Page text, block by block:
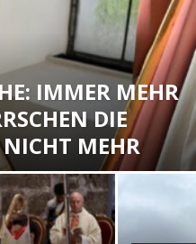
IMMER MEHR
DIE
NICHT MEHR